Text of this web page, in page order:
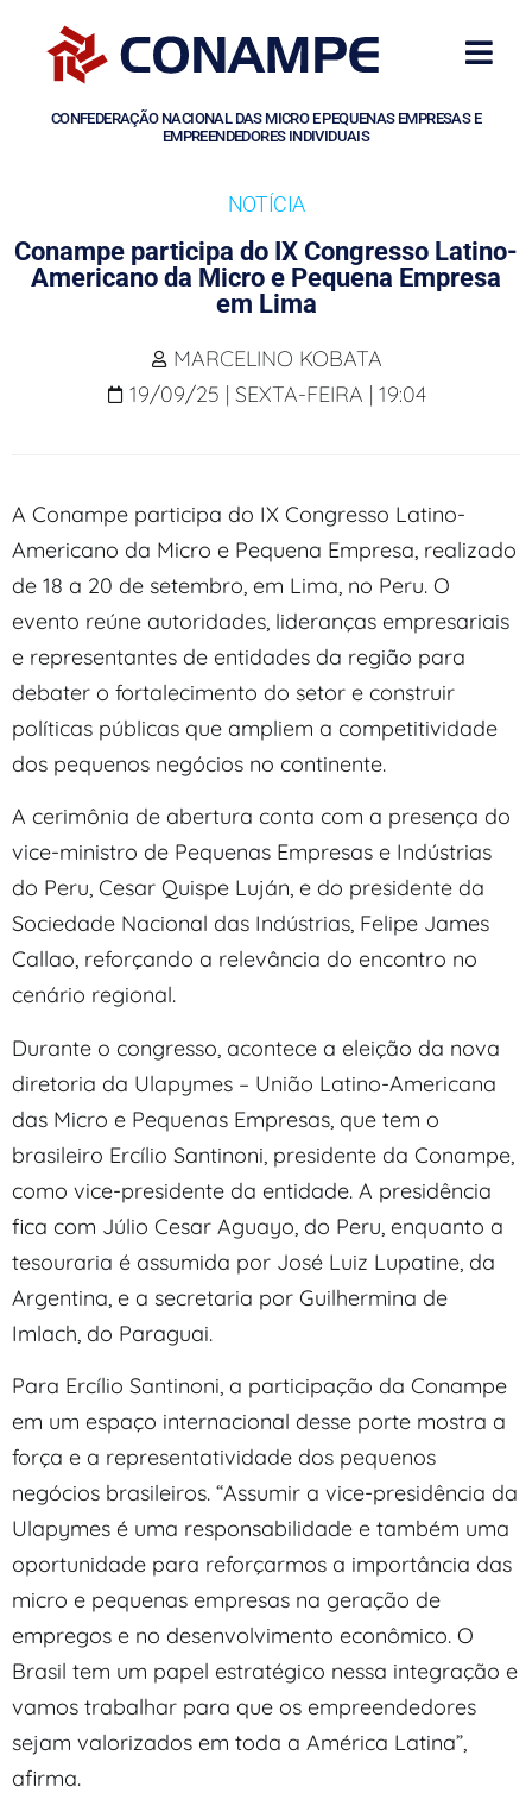
CONFEDERAÇÃO NACIONAL DAS MICRO E PEQUENAS EMPRESAS E
EMPREENDEDORES INDIVIDUAIS
NOTÍCIA
Conampe participa do IX Congresso Latino-
Americano da Micro e Pequena Empresa
em Lima
MARCELINO KOBATA
19/09/25 | SEXTA-FEIRA | 19:04
A Conampe participa do IX Congresso Latino-
Americano da Micro e Pequena Empresa, realizado
de 18 a 20 de setembro, em Lima, no Peru. O
evento reúne autoridades, lideranças empresariais
e representantes de entidades da região para
debater o fortalecimento do setor e construir
políticas públicas que ampliem a competitividade
dos pequenos negócios no continente.
A cerimônia de abertura conta com a presença do
vice-ministro de Pequenas Empresas e Indústrias
do Peru, Cesar Quispe Luján, e do presidente da
Sociedade Nacional das Indústrias, Felipe James
Callao, reforçando a relevância do encontro no
cenário regional.
Durante o congresso, acontece a eleição da nova
diretoria da Ulapymes – União Latino-Americana
das Micro e Pequenas Empresas, que tem o
brasileiro Ercílio Santinoni, presidente da Conampe,
como vice-presidente da entidade. A presidência
fica com Júlio Cesar Aguayo, do Peru, enquanto a
tesouraria é assumida por José Luiz Lupatine, da
Argentina, e a secretaria por Guilhermina de
Imlach, do Paraguai.
Para Ercílio Santinoni, a participação da Conampe
em um espaço internacional desse porte mostra a
força e a representatividade dos pequenos
negócios brasileiros. “Assumir a vice-presidência da
Ulapymes é uma responsabilidade e também uma
oportunidade para reforçarmos a importância das
micro e pequenas empresas na geração de
empregos e no desenvolvimento econômico. O
Brasil tem um papel estratégico nessa integração e
vamos trabalhar para que os empreendedores
sejam valorizados em toda a América Latina”,
afirma.